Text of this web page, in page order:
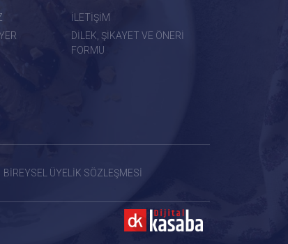
İLETİŞİM
DİLEK, ŞİKAYET VE ÖNERİ
FORMU
BİREYSEL ÜYELİK SÖZLEŞMESİ